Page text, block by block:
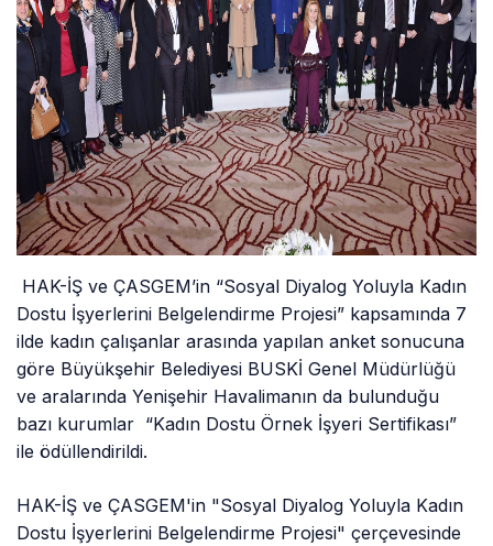
HAK-İŞ ve ÇASGEM’in “Sosyal Diyalog Yoluyla Kadın
Dostu İşyerlerini Belgelendirme Projesi” kapsamında 7
ilde kadın çalışanlar arasında yapılan anket sonucuna
göre Büyükşehir Belediyesi BUSKİ Genel Müdürlüğü
ve aralarında Yenişehir Havalimanın da bulunduğu
bazı kurumlar “Kadın Dostu Örnek İşyeri Sertifikası”
ile ödüllendirildi.
HAK-İŞ ve ÇASGEM'in "Sosyal Diyalog Yoluyla Kadın
Dostu İşyerlerini Belgelendirme Projesi" çerçevesinde